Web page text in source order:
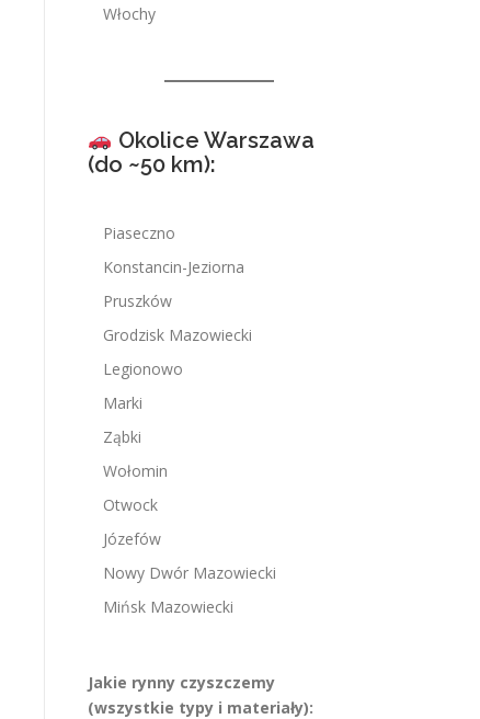
Włochy
Okolice Warszawa
(do ~50 km):
Piaseczno
Konstancin-Jeziorna
Pruszków
Grodzisk Mazowiecki
Legionowo
Marki
Ząbki
Wołomin
Otwock
Józefów
Nowy Dwór Mazowiecki
Mińsk Mazowiecki
Jakie rynny czyszczemy
(wszystkie typy i materiały):